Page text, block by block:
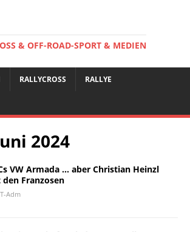
& OFF-ROAD-SPORT & MEDIEN
RALLYCROSS RALLYE
2024
VW Armada … aber Christian Heinzl
Franzosen
Adm